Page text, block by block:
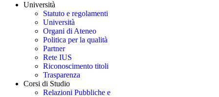
Università
Statuto e regolamenti
Università
Organi di Ateneo
Politica per la qualità
Partner
Rete IUS
Riconoscimento titoli
Trasparenza
Corsi di Studio
Relazioni Pubbliche e